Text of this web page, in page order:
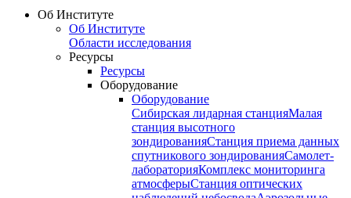
Об Институте
Об Институте
Области исследования
Ресурсы
Ресурсы
Оборудование
Оборудование
Сибирская лидарная станцияМалая
станция высотного
зондированияСтанция приема данных
спутникового зондированияСамолет-
лабораторияКомплекс мониторинга
атмосферыСтанция оптических